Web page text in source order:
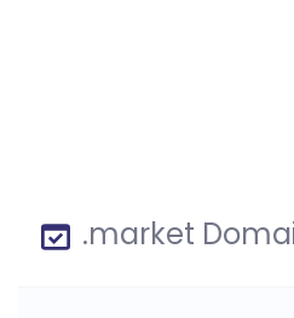
.market